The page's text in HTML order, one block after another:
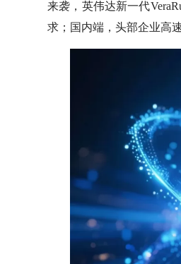
来袭，英伟达新一代
求；国内端，头部企业高